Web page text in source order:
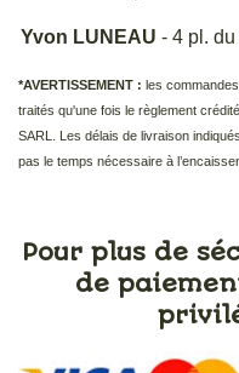
Yvon LUNEAU - 4 pl.
*AVERTISSEMENT : les
traités qu'une fois le règlement
SARL. Les délais de livraison
pas le temps nécessaire à
Pour plus de
de